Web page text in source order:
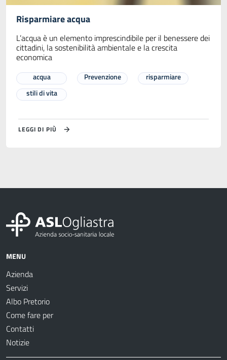
Risparmiare acqua
L’acqua è un elemento imprescindibile per il benessere dei
cittadini, la sostenibilità ambientale e la crescita
economica
acqua Prevenzione
risparmiare
stili di vita
LEGGI DI PIÙ
MENU
Azienda
Servizi
Albo Pretorio
Come fare per
Contatti
Notizie